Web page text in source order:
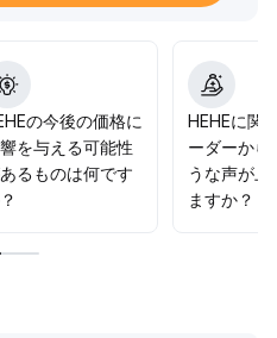
ジションの柔軟性とリスク管
す。
の今後の価格に
を与える可能性
るものは何です
HEHEに関
ーダーから
うな声が上
ますか？